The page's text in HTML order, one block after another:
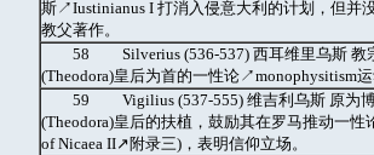
斯↗Iustinianus I 打消入侵意大利的计划，但并
教父著作。
58 Silverius (536-537) 西耳维里乌斯 教
(Theodora)皇后为首的一性论↗monophysitism
59 Vigilius (537-555) 维吉利乌斯 原为
(Theodora)皇后的扶植，鼓励其在罗马推动一
of Nicaea II↗附录三)，表明信仰立场。